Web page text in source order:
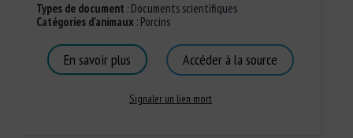
Types de document : Documents scientifiques
Catégories d'animaux : Porcins
En savoir plus Accéder à la source
Signaler un lien mort